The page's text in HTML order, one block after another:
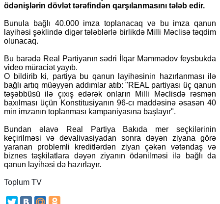
ödənişlərin dövlət tərəfindən qarşılanmasını tələb edir.
Bunula bağlı 40.000 imza toplanacaq və bu imza qanun
layihəsi şəklində digər tələblərlə birlikdə Milli Məclisə təqdim
olunacaq.
Bu barədə Real Partiyanın sədri İlqar Məmmədov feysbukda
video müraciət yayıb.
O bildirib ki, partiya bu qanun layihəsinin hazırlanması ilə
bağlı artıq müəyyən addımlar atıb: "REAL partiyası üç qanun
təşəbbüsü ilə çıxış edərək onların Milli Məclisdə rəsmən
baxılması üçün Konstitusiyanın 96-cı maddəsinə əsasən 40
min imzanın toplanması kampaniyasına başlayır".
Bundan əlavə Real Partiya Bakıda mer seçkilərinin
keçirilməsi və devalivasiyadan sonra dəyən ziyana görə
yaranan problemli kreditlərdən ziyan çəkən vətəndaş və
biznes təşkilatlara dəyən ziyanın ödənilməsi ilə bağlı da
qanun layihəsi də hazırlayır.
Toplum TV